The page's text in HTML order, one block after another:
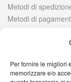
Per fornire le migliori
memorizzare e/o
Metodi di
Metodi di
© 2021 Italia